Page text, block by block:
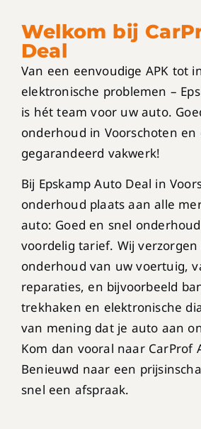
Welkom bij
Deal
Van een eenvoudige APK tot
elektronische problemen –
is hét team voor uw auto.
onderhoud in Voorschoten en
gegarandeerd vakwerk!
Bij Epskamp Auto Deal in
onderhoud plaats aan alle
auto: Goed en snel
voordelig tarief. Wij
onderhoud van uw voertuig,
reparaties, en bijvoorbeeld
trekhaken en elektronische
van mening dat je auto aan
Kom dan vooral naar CarProf
Benieuwd naar een
snel een afspraak.